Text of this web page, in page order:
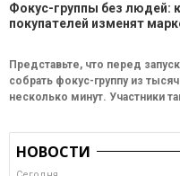
Фокус-группы без людей:
покупателей изменят
Представьте, что перед
собрать фокус-группу из
несколько минут. Участники
НОВОСТИ